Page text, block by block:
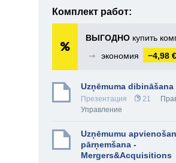
Комплект работ:
ВЫГОДНО купить
➞
экономия −4,98 €
Uzņēmuma
Презентация 21
Управление
Uzņēmumu
pārņemšana -
Mergers&Acquisitions